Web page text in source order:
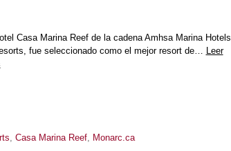
Casa Marina Reef de la cadena Amhsa Marina Hotels
fue seleccionado como el mejor resort de… Leer
, Casa Marina Reef, Monarc.ca